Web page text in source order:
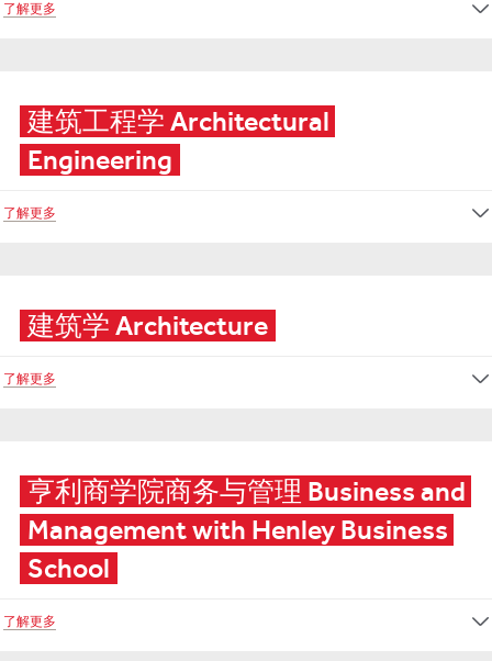
了解更多
建筑工程学 Architectural
Engineering
了解更多
建筑学 Architecture
了解更多
亨利商学院商务与管理 Business and
Management with Henley Business
School
了解更多